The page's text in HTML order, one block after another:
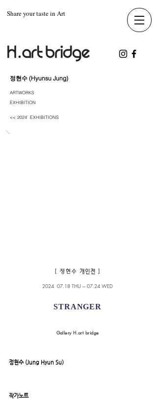
Share your taste in Art
정현수 (Hyunsu Jung)
ARTWORKS
EXHIBITION
<< 2024` EXHIBITIONS
[​ 정현수 개인전
2024 07.18 THU --- 07.24 WED
STRANGER
​Gallery H.art bridge
정현수 (Jung Hyun Su)
작가노트